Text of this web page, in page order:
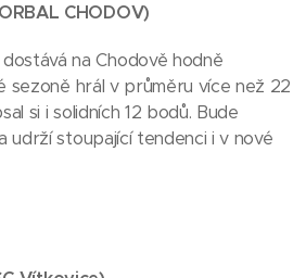
CHODOV)
na Chodově hodně
sezoně hrál v průměru více než 22
si i solidních 12 bodů. Bude
udrží stoupající tendenci i v nové